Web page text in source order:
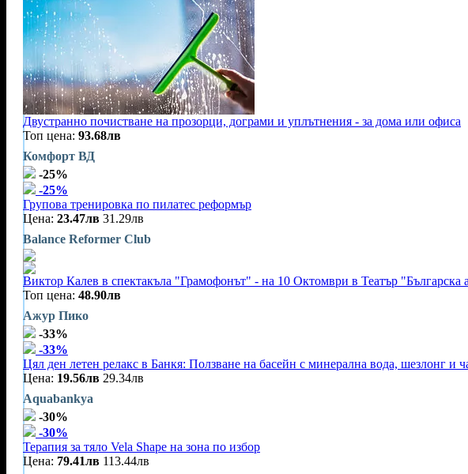
Двустранно почистване на прозорци, дограми и уплътнения - за дома или офиса
Топ цена: 93.68лв
Комфорт ВД
-25%
-25%
Групова тренировка по пилатес реформър
Цена: 23.47лв 31.29лв
Balance Reformer Club
Виктор Калев в спектакъла "Грамофонът" - на 10 Октомври в Театър "Българска
Топ цена: 48.90лв
Ажур Пико
-33%
-33%
Цял ден летен релакс в Банкя: Ползване на басейн с минерална вода, шезлонг и
Цена: 19.56лв 29.34лв
Aquabankya
-30%
-30%
Терапия за тяло Vela Shape на зона по избор
Цена: 79.41лв 113.44лв